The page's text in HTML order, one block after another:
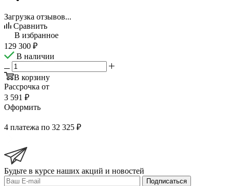
Загрузка отзывов...
Сравнить
В избранное
129 300 ₽
В наличии
В корзину
Рассрочка от
3 591 ₽
Оформить
4 платежа по 32 325 ₽
Будьте в курсе наших акций и новостей
Подписаться